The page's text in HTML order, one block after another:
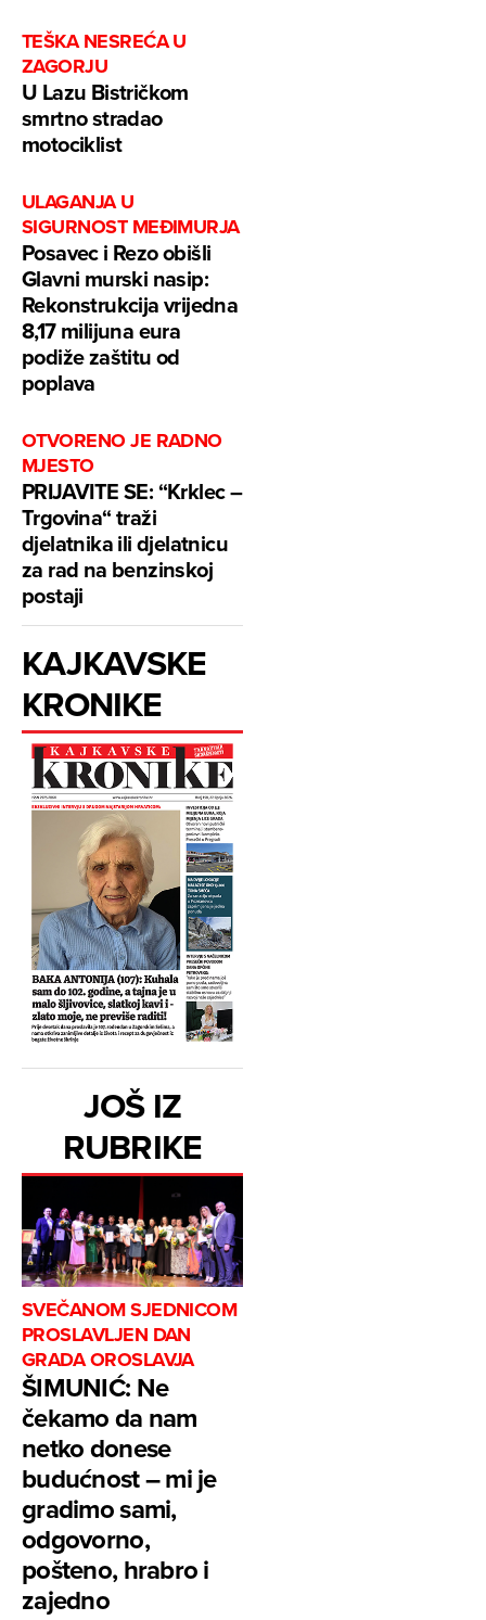
TEŠKA NESREĆA U
ZAGORJU
U Lazu Bistričkom
smrtno stradao
motociklist
ULAGANJA U
SIGURNOST MEĐIMURJA
Posavec i Rezo obišli
Glavni murski nasip:
Rekonstrukcija vrijedna
8,17 milijuna eura
podiže zaštitu od
poplava
OTVORENO JE RADNO
MJESTO
PRIJAVITE SE: “Krklec –
Trgovina“ traži
djelatnika ili djelatnicu
za rad na benzinskoj
postaji
KAJKAVSKE
KRONIKE
JOŠ IZ
RUBRIKE
SVEČANOM SJEDNICOM
PROSLAVLJEN DAN
GRADA OROSLAVJA
ŠIMUNIĆ: Ne
čekamo da nam
netko donese
budućnost – mi je
gradimo sami,
odgovorno,
pošteno, hrabro i
zajedno